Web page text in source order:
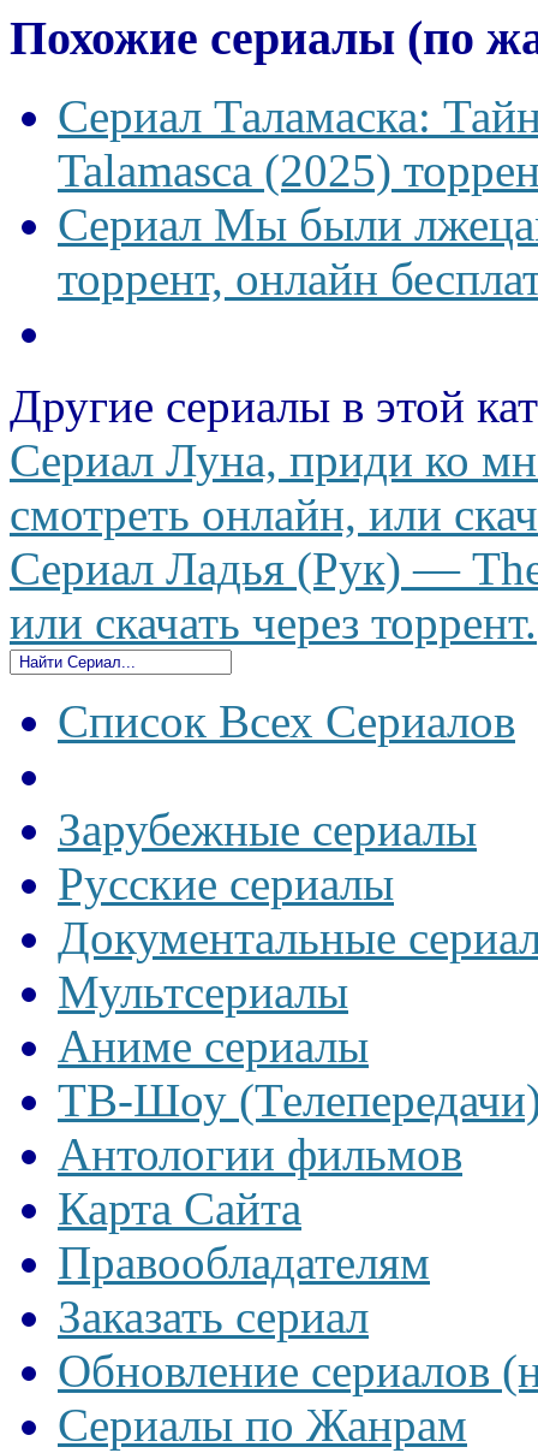
Похожие сериалы (по
Сериал Таламаска:
Talamasca (2025)
Сериал Мы были
торрент, онлайн
Другие сериалы в этой
Сериал Луна, приди ко
смотреть онлайн, или
Сериал Ладья (Рук) —
или скачать через торрент.
Список Всех Сериалов
Зарубежные сериалы
Русские сериалы
Документальные
Мультсериалы
Аниме сериалы
ТВ-Шоу
Антологии фильмов
Карта Сайта
Правообладателям
Заказать сериал
Обновление сериалов
Сериалы по Жанрам